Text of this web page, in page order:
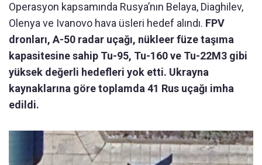
Operasyon kapsamında Rusya’nın Belaya, Diaghilev,
Olenya ve Ivanovo hava üsleri hedef alındı. FPV
dronları, A-50 radar uçağı, nükleer füze taşıma
kapasitesine sahip Tu-95, Tu-160 ve Tu-22M3 gibi
yüksek değerli hedefleri yok etti. Ukrayna
kaynaklarına göre toplamda 41 Rus uçağı imha
edildi.